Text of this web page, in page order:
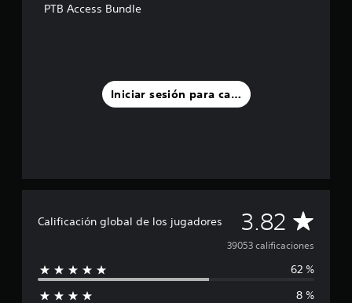
PTB Access Bundle
Iniciar sesión para calificar
Calificación global de los jugadores 3.82 C
a
l
39053 calificaciones
62 %
8 %